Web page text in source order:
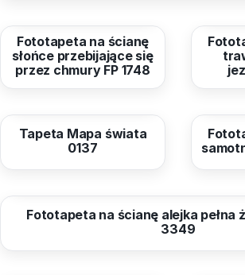
od40,96 zł
Fototapeta na ścianę
słońce przebijające się
przez chmury FP 1748
od
od40,99 zł
Tapeta Mapa świata
0137
od40,96 zł
Fototapeta na ścianę alejka pełna
3349
od
od40,96 zł od